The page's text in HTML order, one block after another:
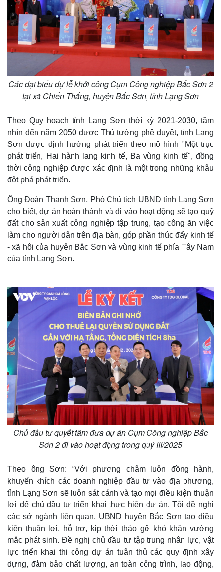
Thế giới
Quan sát
Cuộc sống đó đây
Hồ sơ
Multimedia
Video
Ảnh
E-Magazine
Infographic
Các đại biểu dự lễ khởi công Cụm Công nghiệp Bắc Sơn 2
tại xã Chiến Thắng, huyện Bắc Sơn, tỉnh Lạng Sơn
Theo Quy hoạch tỉnh Lạng Sơn thời kỳ 2021-2030, tầm
nhìn đến năm 2050 được Thủ tướng phê duyệt, tỉnh Lạng
Sơn được định hướng phát triển theo mô hình "Một trục
phát triển, Hai hành lang kinh tế, Ba vùng kinh tế", đồng
thời công nghiệp được xác định là một trong những khâu
đột phá phát triển.
Ông Đoàn Thanh Sơn, Phó Chủ tịch UBND tỉnh Lạng Sơn
cho biết, dự án hoàn thành và đi vào hoạt động sẽ tạo quỹ
đất cho sản xuất công nghiệp tập trung, tạo công ăn việc
làm cho người dân trên địa bàn, góp phần thúc đẩy kinh tế
- xã hội của huyện Bắc Sơn và vùng kinh tế phía Tây Nam
của tỉnh Lạng Sơn.
Chủ đầu tư quyết tâm đưa dự án Cụm Công nghiệp Bắc
Sơn 2 đi vào hoạt động trong quý III/2025
Theo ông Sơn: “Với phương châm luôn đồng hành,
khuyến khích các doanh nghiệp đầu tư vào địa phương,
tỉnh Lạng Sơn sẽ luôn sát cánh và tạo mọi điều kiện thuận
lợi để chủ đầu tư triển khai thực hiên dự án. Tôi đề nghị
các sở ngành liên quan, UBND huyện Bắc Sơn tạo điều
kiện thuận lợi, hỗ trợ, kịp thời tháo gỡ khó khăn vướng
mắc phát sinh. Đề nghị chủ đầu tư tập trung nhân lực, vật
lực triển khai thi công dự án tuân thủ các quy định xây
dựng, đảm bảo chất lượng, an toàn công trình, lao động,